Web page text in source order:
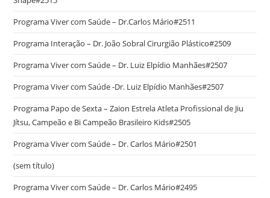
Programa Viver com Saúde – Dr.Carlos Mário#2511
Programa Interação – Dr. João Sobral Cirurgião Plástico#2509
Programa Viver com Saúde – Dr. Luiz Elpídio Manhães#2507
Programa Viver com Saúde -Dr. Luiz Elpídio Manhães#2507
Programa Papo de Sexta – Zaion Estrela Atleta Profissional de Jiu
Jítsu, Campeão e Bi Campeão Brasileiro Kids#2505
Programa Viver com Saúde – Dr. Carlos Mário#2501
(sem título)
Programa Viver com Saúde – Dr. Carlos Mário#2495